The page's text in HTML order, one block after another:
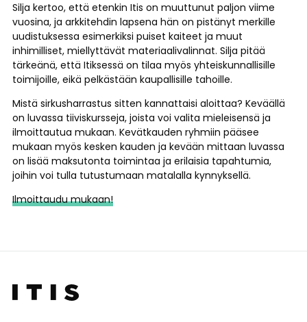
Silja kertoo, että etenkin Itis on muuttunut paljon viime
vuosina, ja arkkitehdin lapsena hän on pistänyt merkille
uudistuksessa esimerkiksi puiset kaiteet ja muut
inhimilliset, miellyttävät materiaalivalinnat. Silja pitää
tärkeänä, että Itiksessä on tilaa myös yhteiskunnallisille
toimijoille, eikä pelkästään kaupallisille tahoille.
Mistä sirkusharrastus sitten kannattaisi aloittaa? Keväällä
on luvassa tiiviskursseja, joista voi valita mieleisensä ja
ilmoittautua mukaan. Kevätkauden ryhmiin pääsee
mukaan myös kesken kauden ja kevään mittaan luvassa
on lisää maksutonta toimintaa ja erilaisia tapahtumia,
joihin voi tulla tutustumaan matalalla kynnyksellä.
Ilmoittaudu mukaan!